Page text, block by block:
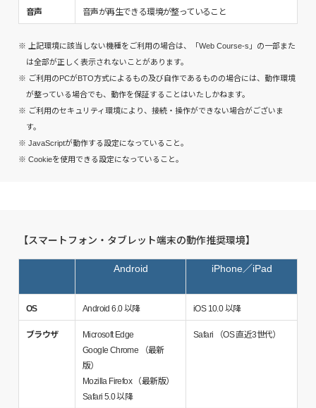
音声 音声が再生できる環境が整っていること
※ 上記環境に該当しない機種をご利用の場合は、「Web Course-s」の一部また
は全部が正しく表示されないことがあります。
※ ご利用のPCがBTO方式によるもの及び自作であるものの場合には、動作環境
が整っている場合でも、動作を保証することはいたしかねます。
※ ご利用のセキュリティ環境により、接続・操作ができない場合がございま
す。
※ JavaScriptが動作する設定になっていること。
※ Cookieを使用できる設定になっていること。
【スマートフォン・タブレット端末の動作推奨環境】
Android iPhone／iPad
OS Android 6.0 以降 iOS 10.0 以降
ブラウザ
Microsoft Edge
Google Chrome （最新
版）
Mozilla Firefox （最新版）
Safari 5.0 以降
Safari （OS 直近3世代）